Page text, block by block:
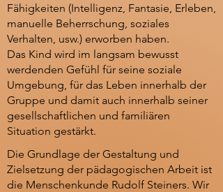
Fähigkeiten (Intelligenz, Fantasie, Erleben,
manuelle Beherrschung, soziales
Verhalten, usw.) erworben haben.
Das Kind wird im langsam bewusst
werdenden Gefühl für seine soziale
Umgebung, für das Leben innerhalb der
Gruppe und damit auch innerhalb seiner
gesellschaftlichen und familiären
Situation gestärkt.
Die Grundlage der Gestaltung und
Zielsetzung der pädagogischen Arbeit ist
die Menschenkunde Rudolf Steiners. Wir